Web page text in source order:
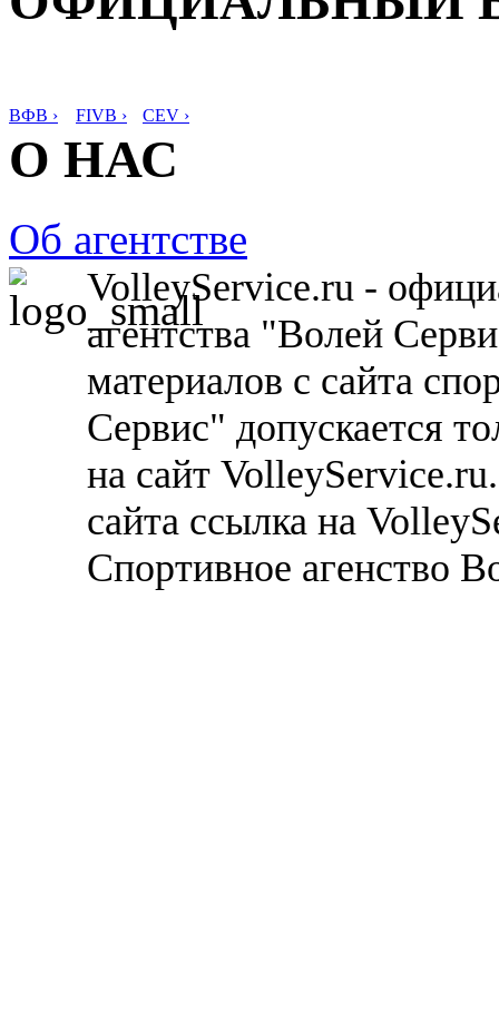
ВФВ › FIVB › CEV ›
О НАС
Об агентстве
VolleyService.ru -
агентства "Волей
материалов с сайта
Сервис" допускается
на сайт
сайта ссылка на
Спортивное агенство